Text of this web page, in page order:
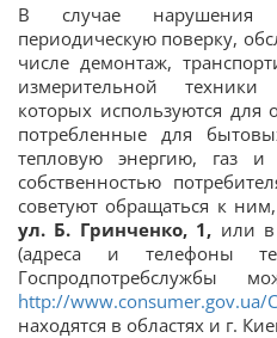
В случае нарушения
периодическую поверку,
числе демонтаж,
измерительной техники
которых используются для
потребленные для
тепловую энергию, газ и
собственностью
советуют обращаться к
ул. Б. Гринченко, 1, или в
(адреса и телефоны
http://www.consumer.gov.ua/
находятся в областях и г.